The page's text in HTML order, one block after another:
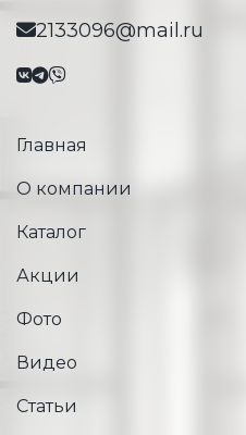
2133096@mail.ru
Главная
О компании
Каталог
Акции
Фото
Видео
Статьи